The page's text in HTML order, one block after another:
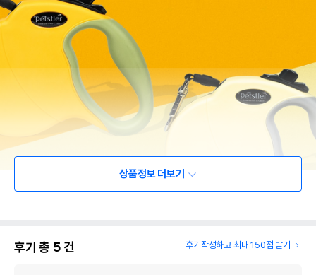
상품정보 더보기
후기 총 5건 후기작성하고 최대 150점 받기